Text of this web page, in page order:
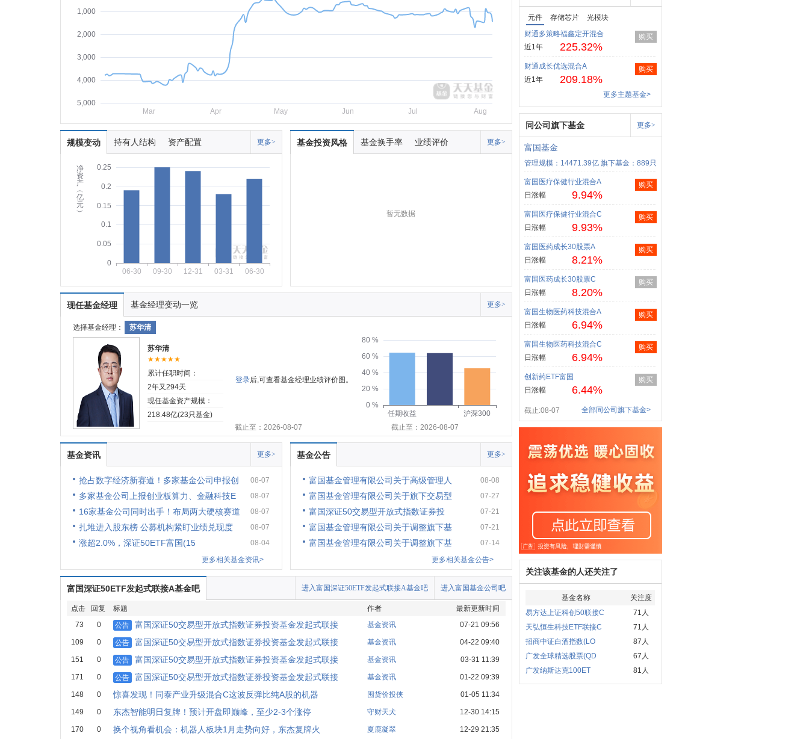
1,000
2,000
3,000
4,000
5,000
Mar
Apr May Jun Jul Aug
规模变动 持有人结构 资产配置 更多>
净
资
产
︵
亿
元
︶
0
0.05
0.1
0.15
0.2
0.25
06-30 09-30 12-31 03-31 06-30
基金投资风格 基金换手率 业绩评价 更多>
暂无数据
现任基金经理 基金经理变动一览 更多>
选择基金经理： 苏华清
苏华清
★★★★★
累计任职时间：
2年又294天
现任基金资产规模：
218.48亿(23只基金)
登录后,可查看基金经理业绩评价图。
0 %
20 %
40 %
60 %
80 %
任期收益
沪深300
截止至：2026-08-07
截止至：2026-08-07
基金资讯 更多>
抢占数字经济新赛道！多家基金公司申报创 08-07
多家基金公司上报创业板算力、金融科技E 08-07
16家基金公司同时出手！布局两大硬核赛道 08-07
扎堆进入股东榜 公募机构紧盯业绩兑现度 08-07
涨超2.0%，深证50ETF富国(15
08-04
更多相关基金资讯>
基金公告 更多>
富国基金管理有限公司关于高级管理人 08-08
富国基金管理有限公司关于旗下交易型 07-27
富国深证50交易型开放式指数证券投 07-21
富国基金管理有限公司关于调整旗下基 07-21
富国基金管理有限公司关于调整旗下基
07-14
更多相关基金公告>
富国深证50ETF发起式联接A基金吧 进入富国基金公司吧
进入富国深证50ETF发起式联接A基金吧
点击 回复 标题 作者
最新更新时间
73
0 公告 富国深证50交易型开放式指数证券投资基金发起式联接 基金资讯 07-21 09:56
109 0 公告 富国深证50交易型开放式指数证券投资基金发起式联接 基金资讯 04-22 09:40
151 0 公告 富国深证50交易型开放式指数证券投资基金发起式联接 基金资讯 03-31 11:39
171 0 公告 富国深证50交易型开放式指数证券投资基金发起式联接 基金资讯 01-22 09:39
148 0 惊喜发现！同泰产业升级混合C这波反弹比纯A股的机器 囤货价投侠 01-05 11:34
149 0 东杰智能明日复牌！预计开盘即巅峰，至少2-3个涨停 守财天犬 12-30 14:15
170 0 换个视角看机会：机器人板块1月走势向好，东杰复牌火 夏鹿凝翠 12-29 21:35
元件 存储芯片
光模块
财通多策略福鑫定开混合
近1年
225.32%
购买
财通成长优选混合A
近1年
209.18%
购买
更多主题基金>
同公司旗下基金 更多>
富国基金
管理规模：14471.39亿 旗下基金：889只
富国医疗保健行业混合A
日涨幅
9.94%
购买
富国医疗保健行业混合C
日涨幅
9.93%
购买
富国医药成长30股票A
日涨幅
8.21%
购买
富国医药成长30股票C
日涨幅
8.20%
购买
富国生物医药科技混合A
日涨幅
6.94%
购买
富国生物医药科技混合C
日涨幅
6.94%
购买
创新药ETF富国
日涨幅
6.44%
购买
截止:08-07 全部同公司旗下基金>
关注该基金的人还关注了
基金名称
关注度
易方达上证科创50联接C
71人
天弘恒生科技ETF联接C
71人
招商中证白酒指数(LO
87人
广发全球精选股票(QD
67人
广发纳斯达克100ET
81人